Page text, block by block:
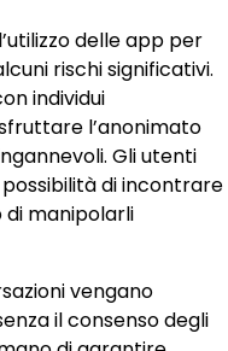
delle app per
rischi significativi.
individui
l’anonimato
Gli utenti
di incontrare
manipolarli
vengano
il consenso degli